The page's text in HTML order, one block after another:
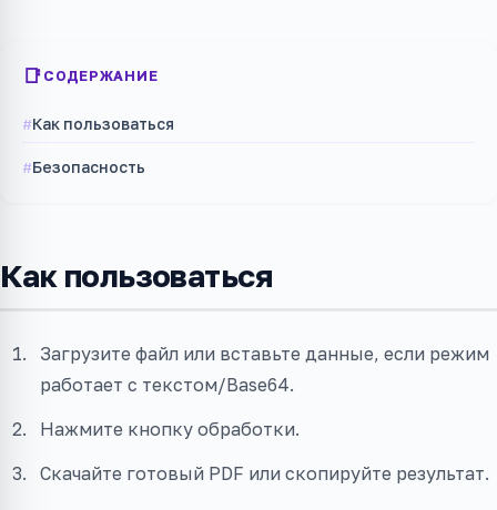
СОДЕРЖАНИЕ
Как пользоваться
Безопасность
Как пользоваться
Загрузите файл или вставьте данные, если режим
работает с текстом/Base64.
Нажмите кнопку обработки.
Скачайте готовый PDF или скопируйте результат.